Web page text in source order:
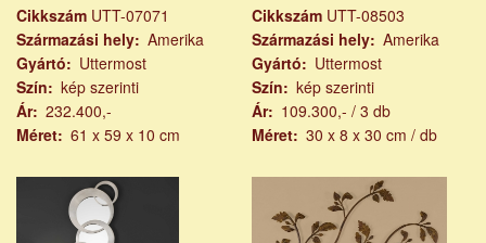
Cikkszám UTT-07071
Származási hely Amerika
Gyártó
Uttermost
Szín
kép szerinti
Ár 232.400,-
Méret 61 x 59 x 10 cm
Cikkszám UTT-08503
Származási hely
Amerika
Gyártó
Uttermost
Szín
kép szerinti
Ár
109.300,- / 3 db
Méret
30 x 8 x 30 cm / db